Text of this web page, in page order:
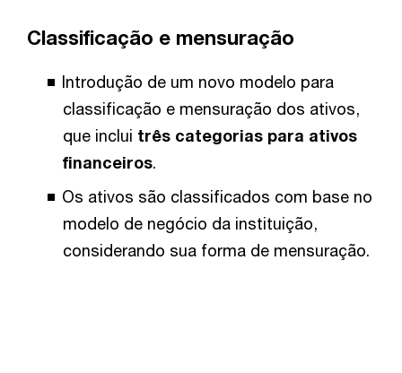
Classificação e mensuração
Introdução de um novo modelo para
classificação e mensuração dos ativos,
que inclui três categorias para ativos
financeiros.
Os ativos são classificados com base no
modelo de negócio da instituição,
considerando sua forma de mensuração.